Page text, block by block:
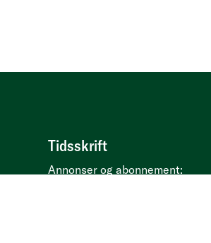
Tidsskrift
Annonser og abonnement: